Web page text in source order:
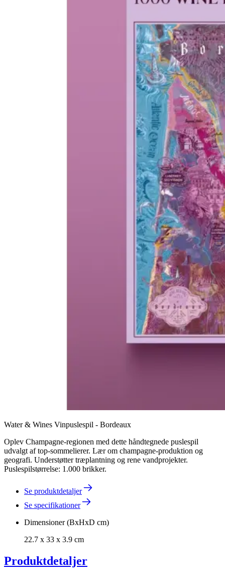
Water & Wines Vinpuslespil - Bordeaux
Oplev Champagne-regionen med dette håndtegnede puslespil
udvalgt af top-sommelierer. Lær om champagne-produktion og
geografi. Understøtter træplantning og rene vandprojekter.
Puslespilstørrelse: 1.000 brikker.
Se produktdetaljer
Se specifikationer
Dimensioner (BxHxD cm)
22.7 x 33 x 3.9 cm
Produktdetaljer